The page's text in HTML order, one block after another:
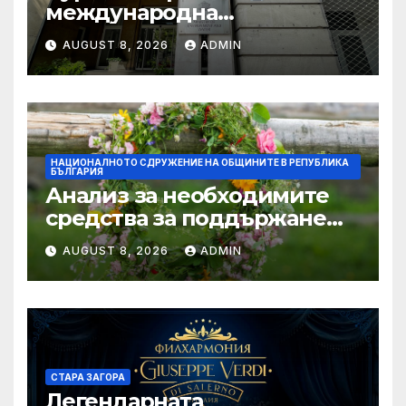
международна
конференция за
устойчивото развитие на
морските общности
AUGUST 8, 2026 ADMIN
НАЦИОНАЛНОТО СДРУЖЕНИЕ НА ОБЩИНИТЕ В РЕПУБЛИКА
БЪЛГАРИЯ
Анализ за необходимите
средства за поддържане
проводимостта на речните
корита на територията на
България, с цел превенция
на риска от наводнения
AUGUST 8, 2026 ADMIN
СТАРА ЗАГОРА